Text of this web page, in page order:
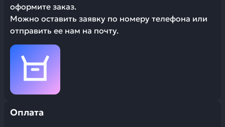
оформите заказ.
Можно оставить заявку по номеру телефона или
отправить ее нам на почту.
Оплата